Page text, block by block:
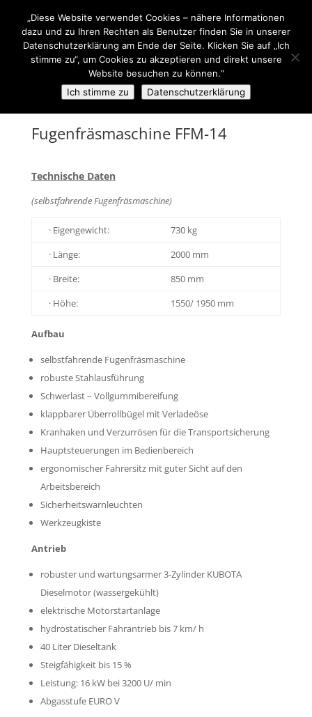
Fugenfräsmaschine FFM-14
Technische Daten
(selbstfahrende Fugenfräsmaschine)
· Eigengewicht:
730 kg
· Länge:
2000 mm
· Breite:
850 mm
· Höhe:
1550/ 1950 mm
Aufbau
selbstfahrende Fugenfräsmaschine
robuste Stahlausführung
Schwerlast – Vollgummibereifung
klappbarer Überrollbügel mit Verladeöse
Kranhaken und Verzurrösen für die Transportsicherung
Hauptsteuerungen im Bedienbereich
ergonomischer Fahrersitz mit guter Sicht auf den
Arbeitsbereich
Sicherheitswarnleuchten
Werkzeugkiste
Antrieb
robuster und wartungsarmer 3-Zylinder KUBOTA
Dieselmotor (wassergekühlt)
elektrische Motorstartanlage
hydrostatischer Fahrantrieb bis 7 km/ h
40 Liter Dieseltank
Steigfähigkeit bis 15 %
Leistung: 16 kW bei 3200 U/ min
Abgasstufe EURO V
„Diese Website verwendet Cookies – nähere Informationen
dazu und zu Ihren Rechten als Benutzer finden Sie in unserer
Datenschutzerklärung am Ende der Seite. Klicken Sie auf „Ich
stimme zu“, um Cookies zu akzeptieren und direkt unsere
Website besuchen zu können.“
Ich stimme zu
Datenschutzerklärung